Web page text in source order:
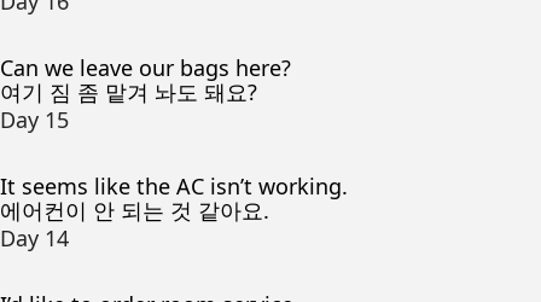
Can we leave our bags here?
여기 짐 좀 맡겨 놔도 돼요?
Day 15
It seems like the AC isn’t working.
에어컨이 안 되는 것 같아요.
Day 14